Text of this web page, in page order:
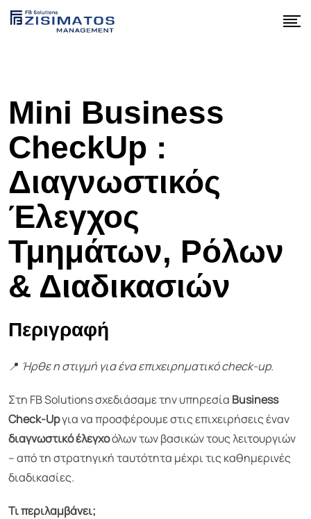
Mini Business
CheckUp :
Διαγνωστικός
Έλεγχος
Τμημάτων, Ρόλων
& Διαδικασιών
Περιγραφή
📍 Ήρθε η στιγμή για ένα επιχειρηματικό check-up.
Στη FB Solutions σχεδιάσαμε την υπηρεσία Business
Check-Upγια να προσφέρουμε στις επιχειρήσεις έναν
διαγνωστικό έλεγχοόλων των βασικών τους λειτουργιών
– από τη στρατηγική ταυτότητα μέχρι τις καθημερινές
διαδικασίες.
Τι περιλαμβάνει;